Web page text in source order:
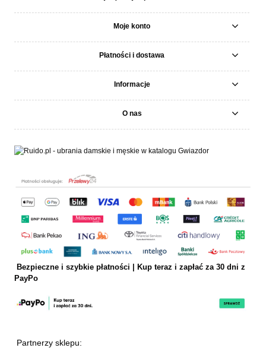
Moje konto
Płatności i dostawa
Informacje
O nas
Bezpieczne i szybkie płatności | Kup teraz i zapłać za 30 dni z
PayPo
Partnerzy sklepu: